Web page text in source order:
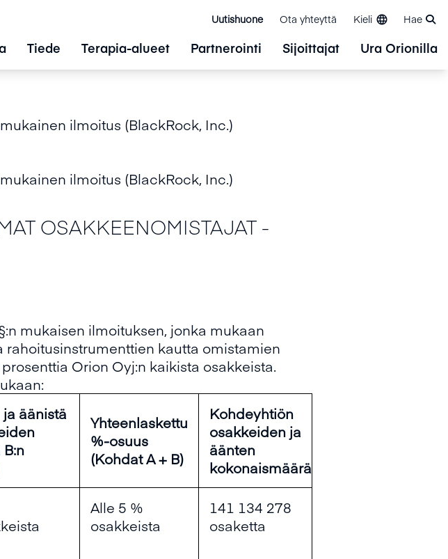
Uutishuone Ota yhteyttä Kieli Hae
Tiede Terapia-alueet Partnerointi Sijoittajat Ura Orionilla
ilmoitus (BlackRock, Inc.)
ilmoitus (BlackRock, Inc.)
OSAKKEENOMISTAJAT -
mukaisen ilmoituksen, jonka mukaan
rahoitusinstrumenttien kautta omistamien
Orion Oyj:n kaikista osakkeista.
äänistä
Yhteenlaskettu
%-osuus
(Kohdat A + B)
Kohdeyhtiön
osakkeiden ja
äänten
kokonaismäärä
Alle 5 %
osakkeista
141 134 278
osaketta